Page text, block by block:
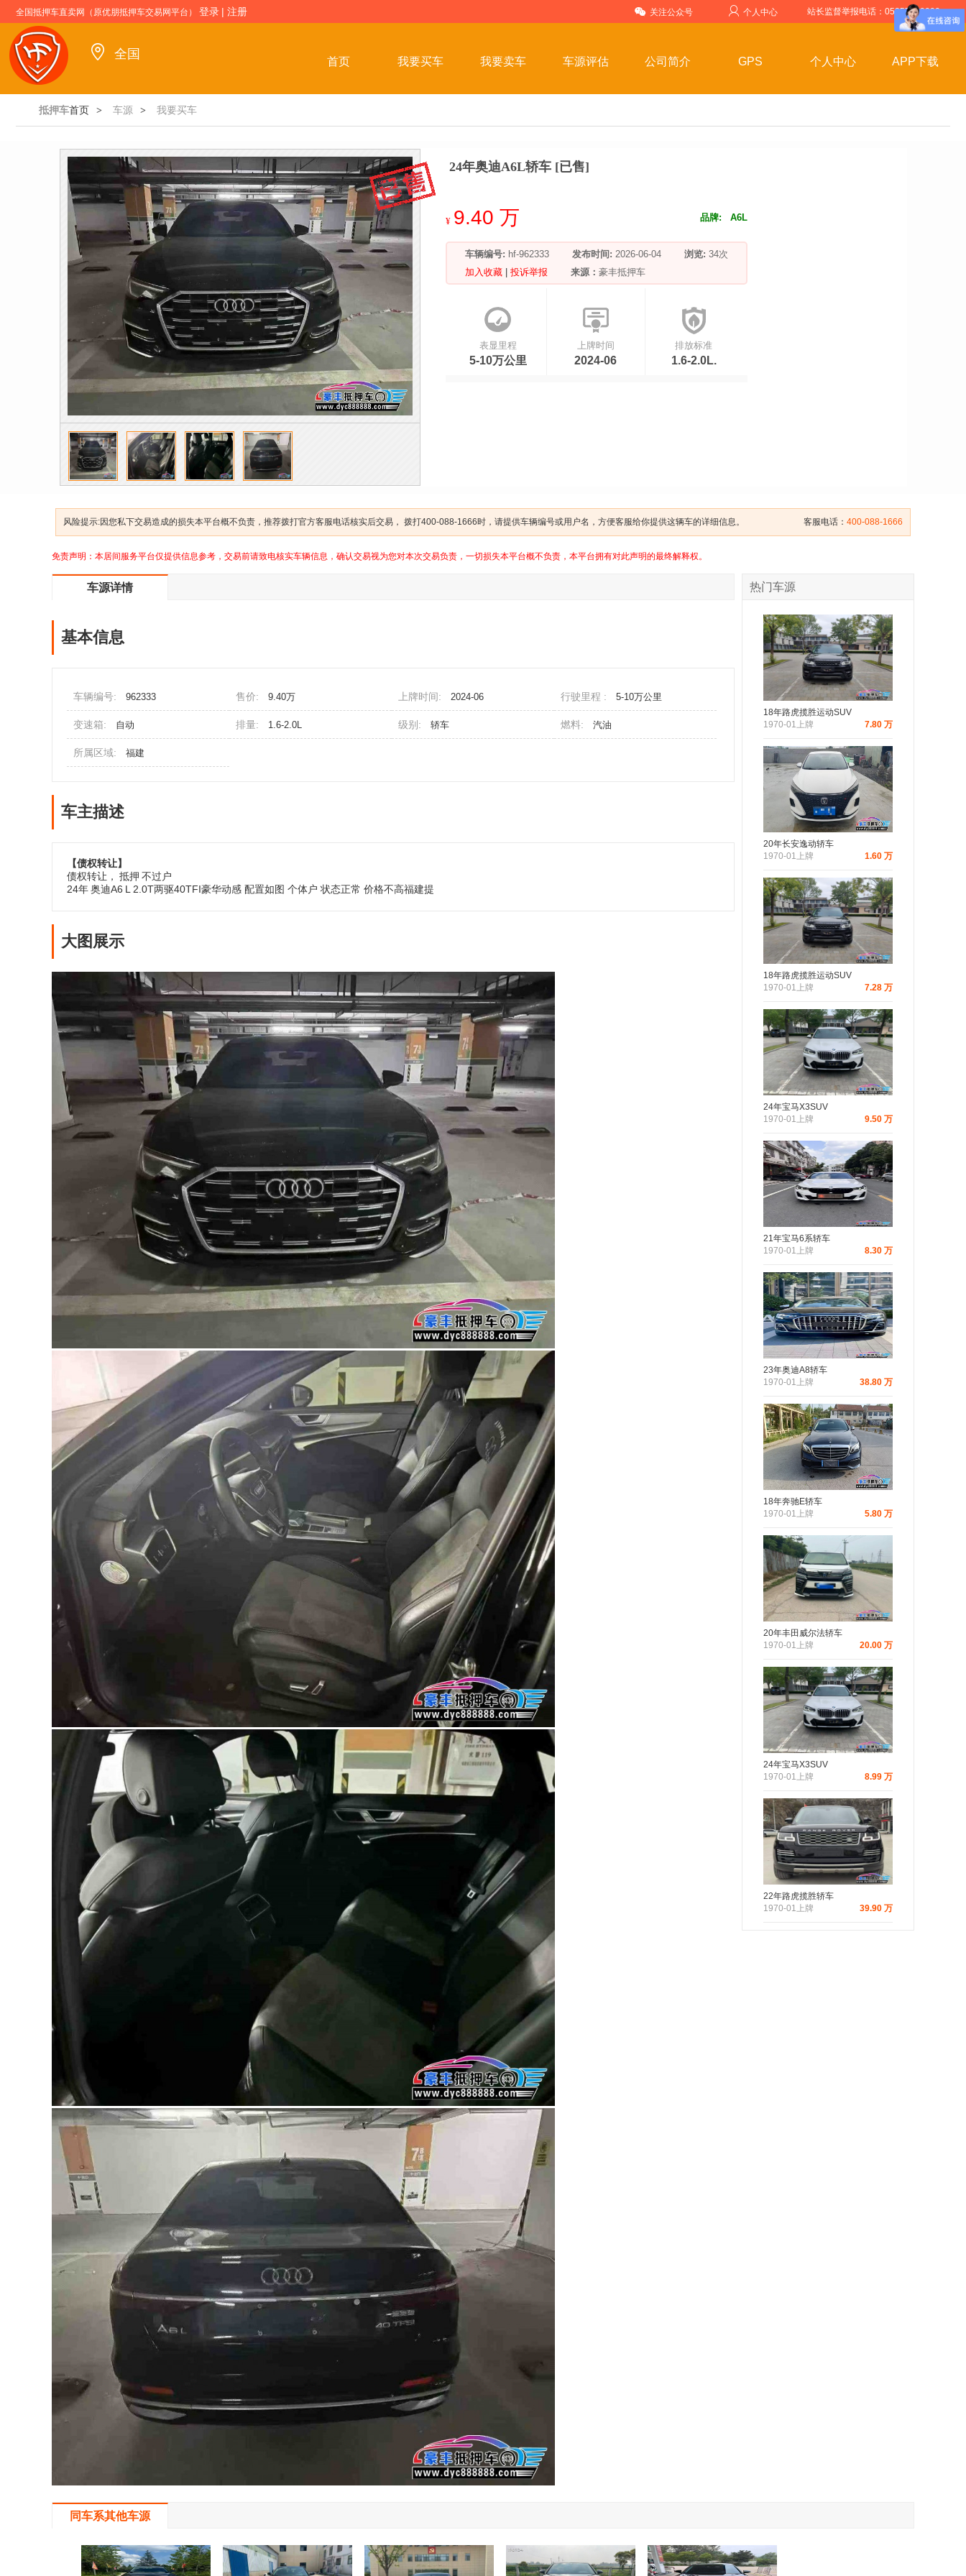
关注公众号 个人中心 站长监督举报电话：05357599999
全国抵押车直卖网（原优朋抵押车交易网平台） 登录 | 注册
全国
首页 我要买车 我要卖车 车源评估 公司简介 GPS 个人中心 APP下载
抵押车首页 > 车源 > 我要买车
24年奥迪A6L轿车 [已售]
¥ 9.40 万 品牌: A6L
车辆编号: hf-962333 发布时间: 2026-06-04 浏览: 34次
加入收藏
投诉举报 来源： 豪丰抵押车
表显里程
5-10万公里
上牌时间
2024-06
排放标准
1.6-2.0L.
客服电话： 400-088-1666
风险提示:因您私下交易造成的损失本平台概不负责，推荐拨打官方客服电话核实后交易， 拨打400-088-1666时，请提供车辆编号或用户名，方便客服给你提供这辆车的详细信息。
免责声明：本居间服务平台仅提供信息参考，交易前请致电核实车辆信息，确认交易视为您对本次交易负责，一切损失本平台概不负责，本平台拥有对此声明的最终解释权。
车源详情
基本信息
车辆编号: 962333 售价: 9.40万 上牌时间: 2024-06 行驶里程 : 5-10万公里
变速箱: 自动 排量: 1.6-2.0L 级别: 轿车 燃料: 汽油
所属区域: 福建
车主描述
【债权转让】
债权转让， 抵押 不过户
24年奥迪A6 L 2.0T两驱40TFI豪华动感 配置如图 个体户 状态正常 价格不高福建提
大图展示
热门车源
18年路虎揽胜运动SUV
1970-01上牌
7.80 万
20年长安逸动轿车
1970-01上牌
1.60 万
18年路虎揽胜运动SUV
1970-01上牌
7.28 万
24年宝马X3SUV
1970-01上牌
9.50 万
21年宝马6系轿车
1970-01上牌
8.30 万
23年奥迪A8轿车
1970-01上牌
38.80 万
18年奔驰E轿车
1970-01上牌
5.80 万
20年丰田威尔法轿车
1970-01上牌
20.00 万
24年宝马X3SUV
1970-01上牌
8.99 万
22年路虎揽胜轿车
1970-01上牌
39.90 万
同车系其他车源